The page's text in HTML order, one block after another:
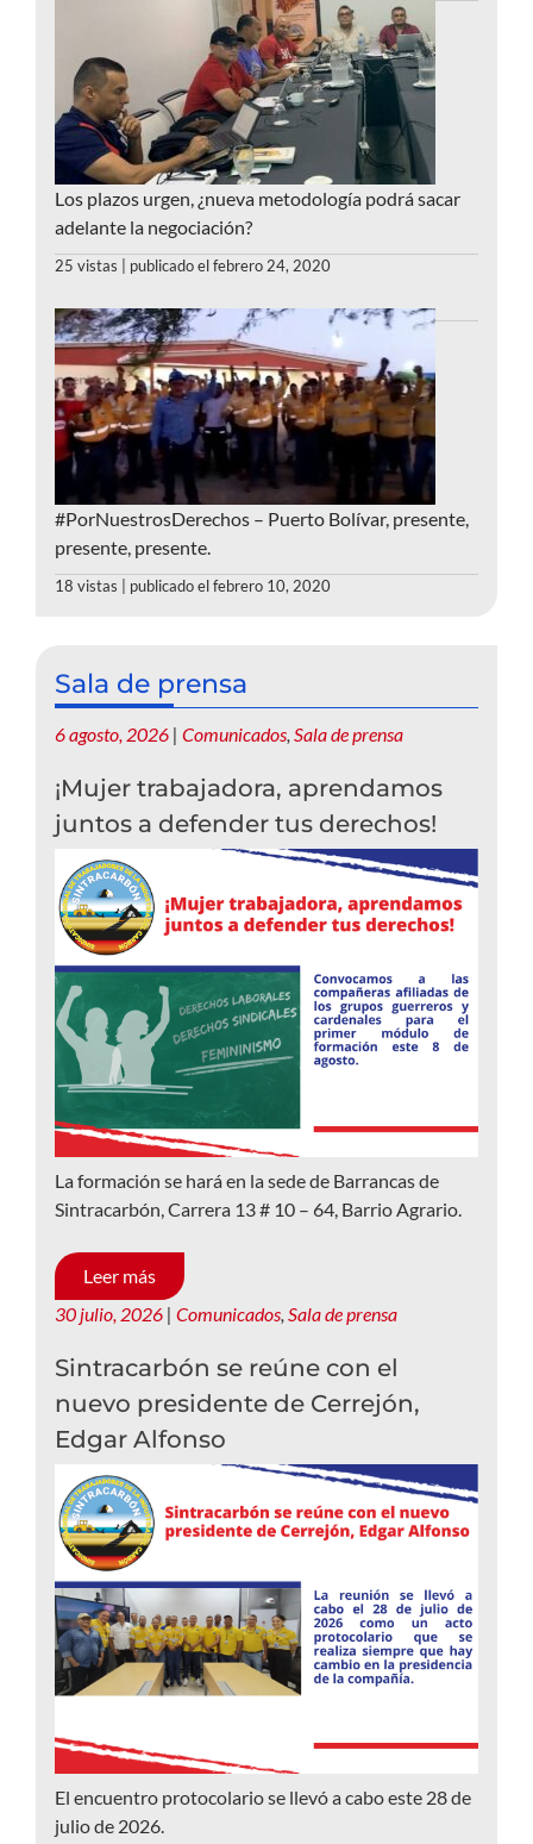
Los plazos urgen, ¿nueva metodología podrá sacar
adelante la negociación?
25 vistas publicado el febrero 24, 2020
#PorNuestrosDerechos – Puerto Bolívar, presente,
presente, presente.
18 vistas publicado el febrero 10, 2020
Sala de prensa
6 agosto, 2026 | Comunicados Sala de prensa
¡Mujer trabajadora, aprendamos
juntos a defender tus derechos!
La formación se hará en la sede de Barrancas de
Sintracarbón, Carrera 13 # 10 – 64, Barrio Agrario.
Leer más
30 julio, 2026 | Comunicados, Sala de prensa
Sintracarbón se reúne con el
nuevo presidente de Cerrejón,
Edgar Alfonso
El encuentro protocolario se llevó a cabo este 28 de
julio de 2026.